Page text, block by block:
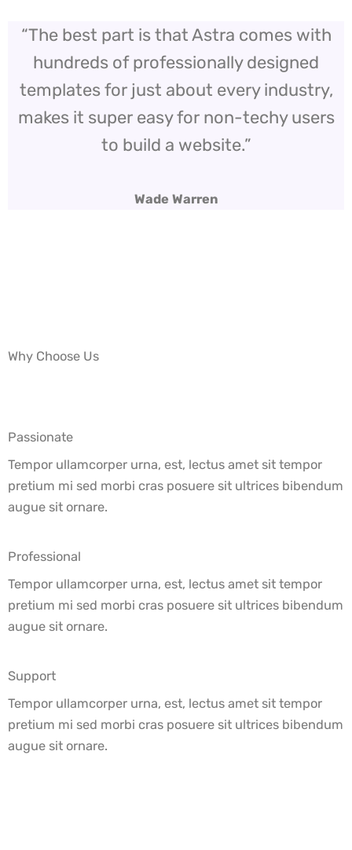
“The best part is that Astra comes with
hundreds of professionally designed
templates for just about every industry,
makes it super easy for non-techy users
to build a website.”
Wade Warren
Why Choose Us
Passionate
Tempor ullamcorper urna, est, lectus amet sit tempor
pretium mi sed morbi cras posuere sit ultrices bibendum
augue sit ornare.
Professional
Tempor ullamcorper urna, est, lectus amet sit tempor
pretium mi sed morbi cras posuere sit ultrices bibendum
augue sit ornare.
Support
Tempor ullamcorper urna, est, lectus amet sit tempor
pretium mi sed morbi cras posuere sit ultrices bibendum
augue sit ornare.